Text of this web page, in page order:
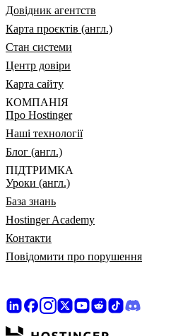
Довідник агентств
Карта проєктів (англ.)
Стан системи
Центр довіри
Карта сайту
КОМПАНІЯ
Про Hostinger
Наші технології
Блог (англ.)
ПІДТРИМКА
Уроки (англ.)
База знань
Hostinger Academy
Контакти
Повідомити про порушення